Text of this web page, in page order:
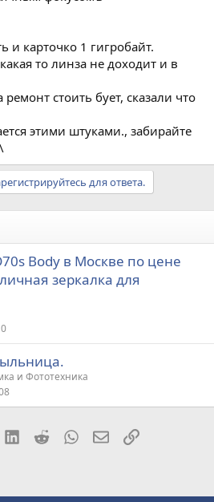
и карточко 1 гигробайт.
то линза не доходит и в
стоить бует, сказали что
этими штуками., забирайте
для ответа.
Body в Москве по цене
зеркалка для
и Фототехника
LinkedIn
RedditWhatsAppЭлектронная
Ссылка